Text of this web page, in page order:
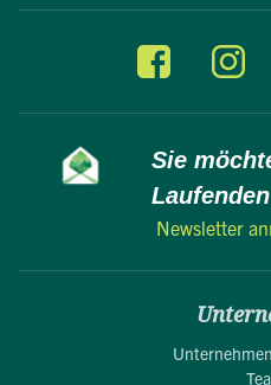
Sie
Newsletter